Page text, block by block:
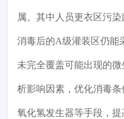
属。其中人员更衣区污
消毒后的A级灌装区仍能
未完全覆盖可能出现的
析影响因素，优化消毒
氧化氢发生器等手段，